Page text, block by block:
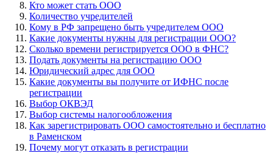
Кто может стать ООО
Количество учредителей
Кому в РФ запрещено быть учредителем ООО
Какие документы нужны для регистрации ООО?
Сколько времени регистрируется ООО в ФНС?
Подать документы на регистрацию ООО
Юридический адрес для ООО
Какие документы вы получите от ИФНС после
регистрации
Выбор ОКВЭД
Выбор системы налогообложения
Как зарегистрировать ООО самостоятельно и бесплатно
в Раменском
Почему могут отказать в регистрации